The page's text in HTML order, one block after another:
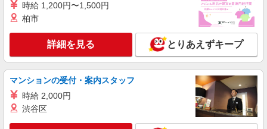
詳細を見る
パート
コンパスグループ・ジャパン株式会社 66127_p
NEW
調理師【アルバイト・パート】
時給1,600円以上 試用期間中 時給1,600円以上
小手指ショートステイそよ風 （埼玉県所沢市
時給 1,200円〜1,500円
柏市
詳細を見る とりあえずキープ
マンションの受付・案内スタッフ
時給 2,000円
渋谷区